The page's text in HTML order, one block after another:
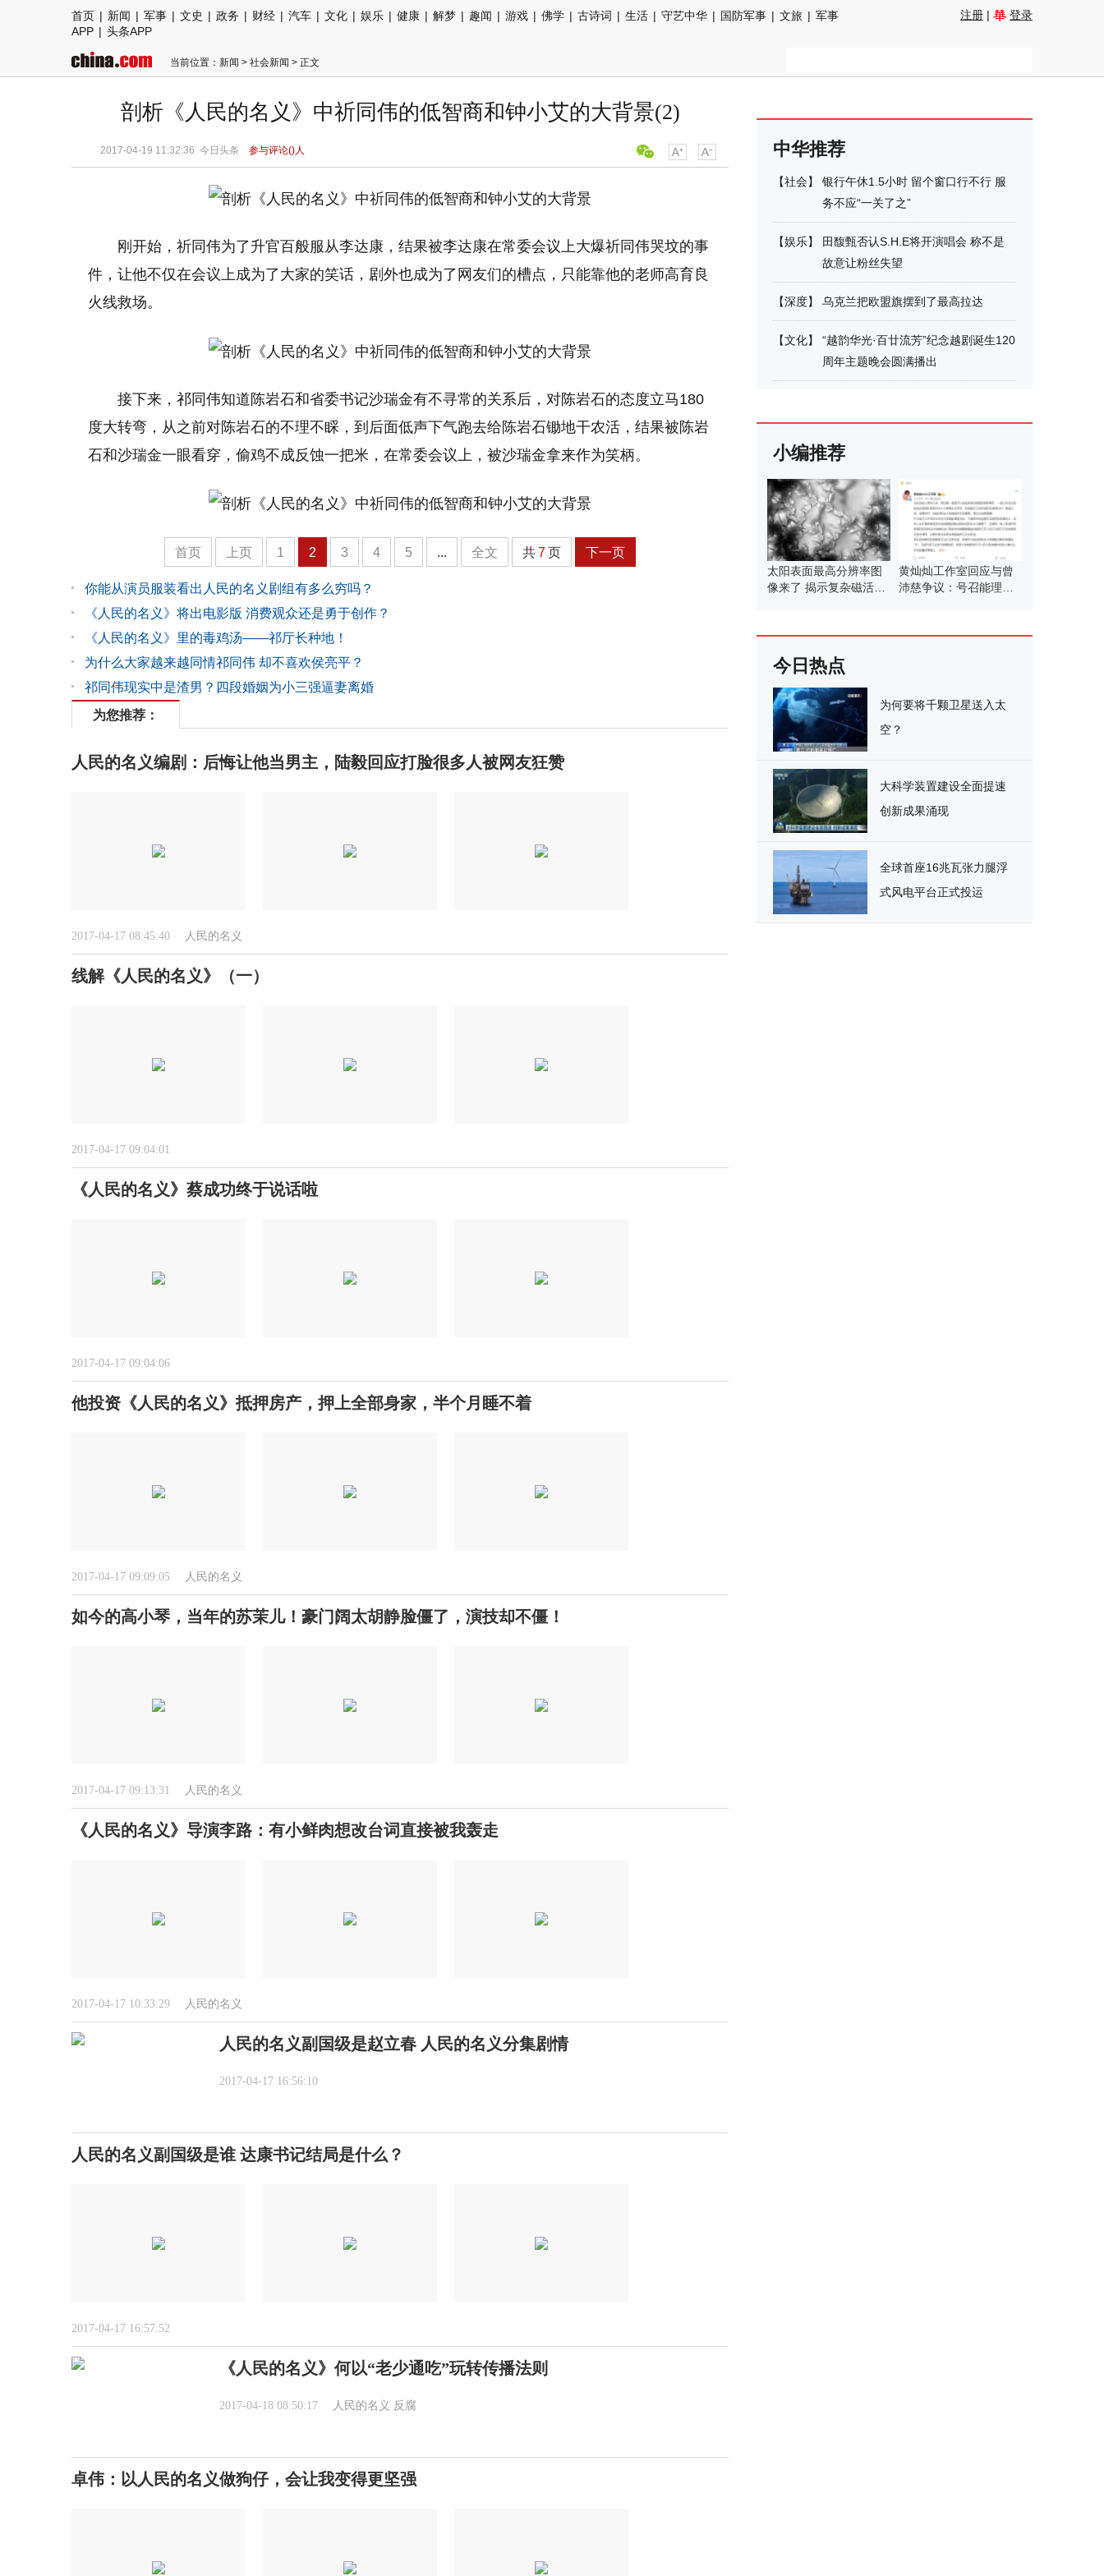
首页 | 新闻 | 军事 | 文史 | 政务 | 财经 | 汽车 | 文化 | 娱乐 | 健康 | 解梦 | 趣闻 | 游戏 | 佛学 | 古诗词 | 生活 | 守艺中华 | 国防军事 | 文旅 | 军事
APP | 头条APP
注册 | 登录
当前位置： 新闻 > 社会新闻 > 正文
剖析《人民的名义》中祈同伟的低智商和钟小艾的大背景(2)
2017-04-19 11:32:36 今日头条 参与评论()人
刚开始，祈同伟为了升官百般服从李达康，结果被李达康在常委会议上大爆祈同伟哭坟的事
件，让他不仅在会议上成为了大家的笑话，剧外也成为了网友们的槽点，只能靠他的老师高育良
火线救场。
接下来，祁同伟知道陈岩石和省委书记沙瑞金有不寻常的关系后，对陈岩石的态度立马180
度大转弯，从之前对陈岩石的不理不睬，到后面低声下气跑去给陈岩石锄地干农活，结果被陈岩
石和沙瑞金一眼看穿，偷鸡不成反蚀一把米，在常委会议上，被沙瑞金拿来作为笑柄。
首页 上页 1 2 3 4 5 ... 全文 共7页 下一页
你能从演员服装看出人民的名义剧组有多么穷吗？
《人民的名义》将出电影版 消费观众还是勇于创作？
《人民的名义》里的毒鸡汤——祁厅长种地！
为什么大家越来越同情祁同伟 却不喜欢侯亮平？
祁同伟现实中是渣男？四段婚姻为小三强逼妻离婚
为您推荐：
人民的名义编剧：后悔让他当男主，陆毅回应打脸很多人被网友狂赞
2017-04-17 08:45:40 人民的名义
线解《人民的名义》（一）
2017-04-17 09:04:01
《人民的名义》蔡成功终于说话啦
2017-04-17 09:04:06
他投资《人民的名义》抵押房产，押上全部身家，半个月睡不着
2017-04-17 09:09:05 人民的名义
如今的高小琴，当年的苏茉儿！豪门阔太胡静脸僵了，演技却不僵！
2017-04-17 09:13:31 人民的名义
《人民的名义》导演李路：有小鲜肉想改台词直接被我轰走
2017-04-17 10:33:29 人民的名义
人民的名义副国级是赵立春 人民的名义分集剧情
2017-04-17 16:56:10
人民的名义副国级是谁 达康书记结局是什么？
2017-04-17 16:57:52
《人民的名义》何以“老少通吃”玩转传播法则
2017-04-18 08:50:17 人民的名义 反腐
卓伟：以人民的名义做狗仔，会让我变得更坚强
中华推荐
【社会】
银行午休1.5小时 留个窗口行不行 服
务不应“一关了之”
【娱乐】
田馥甄否认S.H.E将开演唱会 称不是
故意让粉丝失望
【深度】 乌克兰把欧盟旗摆到了最高拉达
【文化】
“越韵华光·百廿流芳”纪念越剧诞生120
周年主题晚会圆满播出
小编推荐
太阳表面最高分辨率图
像来了 揭示复杂磁活动
黄灿灿工作室回应与曾
沛慈争议：号召能理智
今日热点
为何要将千颗卫星送入太
空？
大科学装置建设全面提速
创新成果涌现
全球首座16兆瓦张力腿浮
式风电平台正式投运